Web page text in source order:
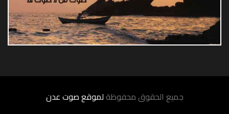
جميع الحقوق محفوظة لموقع صوت عدن